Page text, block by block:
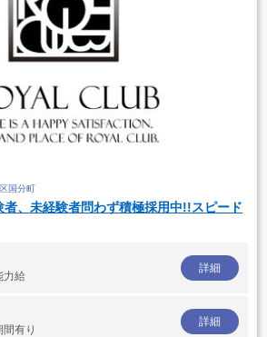
国分町
者、未経験者問わず積極採用中!!スピード
力給
詳細
有り
詳細